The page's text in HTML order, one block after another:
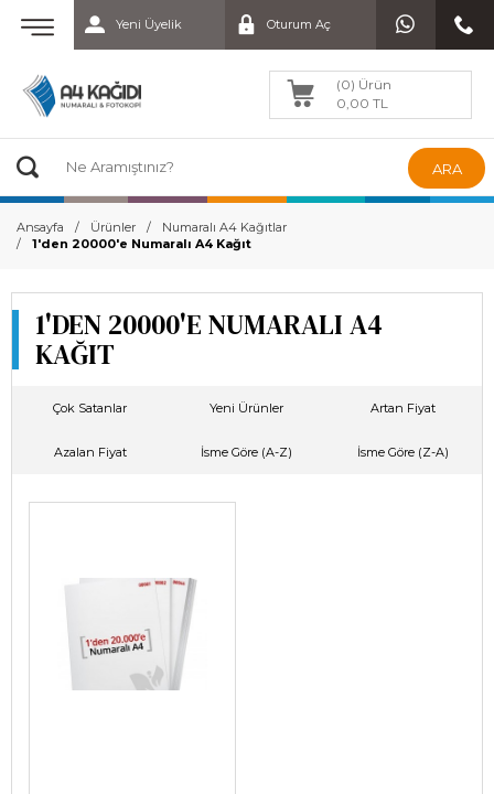
Yeni Üyelik Oturum Aç
(0) Ürün
0,00 TL
ARA
Ansayfa Ürünler
Numaralı A4 Kağıtlar
1'den 20000'e Numaralı A4 Kağıt
1'DEN 20000'E NUMARALI A4
KAĞIT
Çok Satanlar Yeni Ürünler Artan Fiyat
Azalan Fiyat İsme Göre (A-Z) İsme Göre (Z-A)